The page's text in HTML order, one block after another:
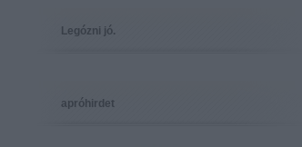
Legózni jó.
apróhirdet